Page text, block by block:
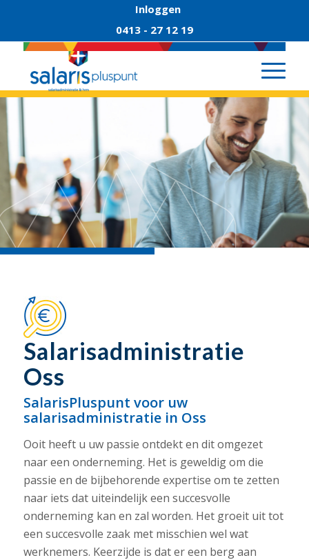
Inloggen
0413 - 27 12 19
Salarisadministratie
Oss
SalarisPluspunt voor uw
salarisadministratie in Oss
Ooit heeft u uw passie ontdekt en dit omgezet
naar een onderneming. Het is geweldig om die
passie en de bijbehorende expertise om te zetten
naar iets dat uiteindelijk een succesvolle
onderneming kan en zal worden. Het groeit uit tot
een succesvolle zaak met misschien wel wat
werknemers. Keerzijde is dat er een berg aan